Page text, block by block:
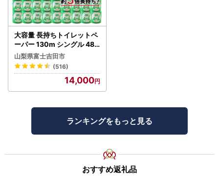
大容量 長持ちトイレットペ
ーパー 130m シングル 48R
芯なし 3倍巻 トイレット
山梨県富士吉田市
(516)
14,000
ランキングをもっと見る
おすすめ返礼品